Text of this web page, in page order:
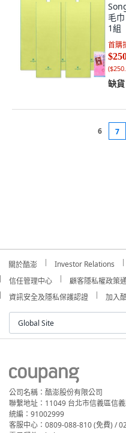
毛
1組
首購
(
缺貨
6 7
關於酷澎 Investor Relations
信任管理中心
顧客隱私權政策
資訊安全及隱私保護認證
加入
Global Site
公司名稱：酷澎股份有限公司
聯繫地址：11049 台北市信義區信
統編：91002999
客服中心：0809-088-810 (免費) /